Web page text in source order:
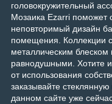
головокружительный
Мозаика Ezarri поможет
неповторимый дизайн
помещения. Коллекции
металлическим блеском
равнодушными. Хотите
от использования
заказывайте стеклянную
данном сайте уже